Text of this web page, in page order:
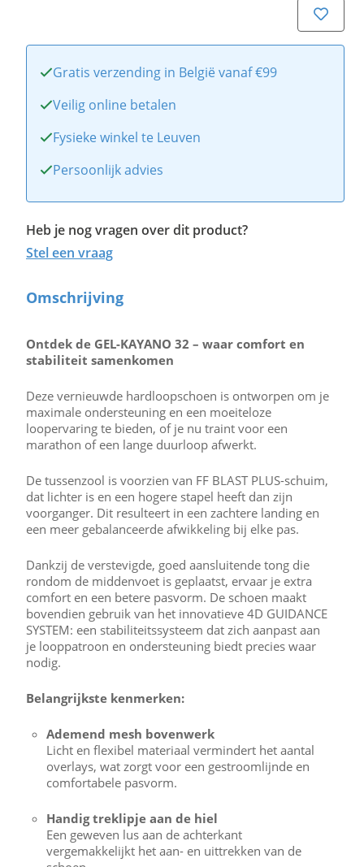
Gratis verzending in België vanaf €99
Veilig online betalen
Fysieke winkel te Leuven
Persoonlijk advies
Heb je nog vragen over dit product?
Stel een vraag
Omschrijving
Ontdek de GEL-KAYANO 32 – waar comfort en
stabiliteit samenkomen
Deze vernieuwde hardloopschoen is ontworpen om je
maximale ondersteuning en een moeiteloze
loopervaring te bieden, of je nu traint voor een
marathon of een lange duurloop afwerkt.
De tussenzool is voorzien van FF BLAST PLUS-schuim,
dat lichter is en een hogere stapel heeft dan zijn
voorganger. Dit resulteert in een zachtere landing en
een meer gebalanceerde afwikkeling bij elke pas.
Dankzij de verstevigde, goed aansluitende tong die
rondom de middenvoet is geplaatst, ervaar je extra
comfort en een betere pasvorm. De schoen maakt
bovendien gebruik van het innovatieve 4D GUIDANCE
SYSTEM: een stabiliteitssysteem dat zich aanpast aan
je looppatroon en ondersteuning biedt precies waar
nodig.
Belangrijkste kenmerken:
Ademend mesh bovenwerk
Licht en flexibel materiaal vermindert het aantal
overlays, wat zorgt voor een gestroomlijnde en
comfortabele pasvorm.
Handig treklipje aan de hiel
Een geweven lus aan de achterkant
vergemakkelijkt het aan- en uittrekken van de